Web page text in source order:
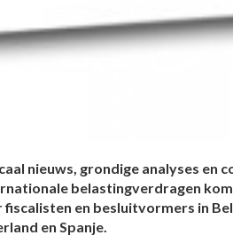
nieuws, grondige analyses en
belastingverdragen
en besluitvormers in
en Spanje.